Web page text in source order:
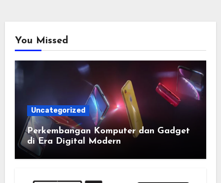
You Missed
Uncategorized
Perkembangan Komputer dan Gadget
di Era Digital Modern